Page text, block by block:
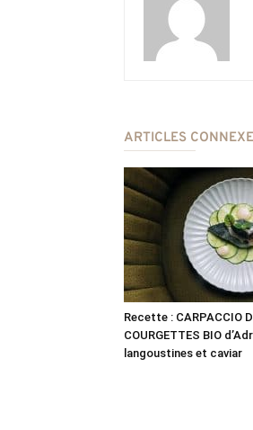
ARTICLES
Recette : CARPACCIO
COURGETTES BIO
langoustines et caviar